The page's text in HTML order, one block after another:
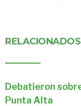
RELACIONADOS
Debatieron
Punta Alta